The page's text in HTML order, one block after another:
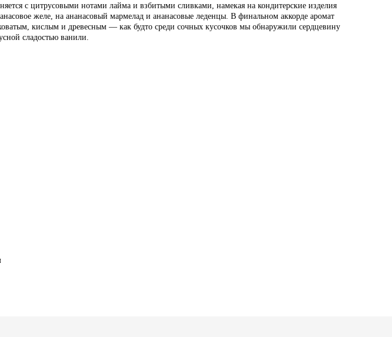
с цитрусовыми нотами лайма и взбитыми сливками, намекая на кондитерские изделия
желе, на ананасовый мармелад и ананасовые леденцы. В финальном аккорде аромат
кислым и древесным — как будто среди сочных кусочков мы обнаружили сердцевину
сладостью ванили.